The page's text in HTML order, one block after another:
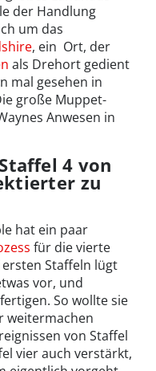
der Handlung
um das
, ein Ort, der
als Drehort gedient
mal gesehen in
große Muppet-
Anwesen in
4 von
zu
hat ein paar
für die vierte
Staffeln lügt
vor, und
So wollte sie
weitermachen
von Staffel
vier auch verstärkt,